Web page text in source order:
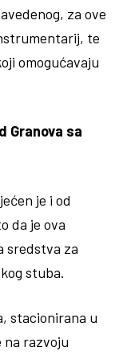
za ove
te
omogućavaju
Granova sa
je i od
da je ova
sredstva za
stuba.
stacionirana u
na razvoju